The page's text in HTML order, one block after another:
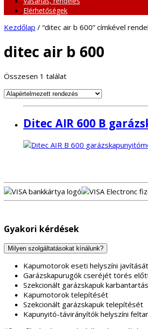
Elérhetőségek
Kezdőlap / “ditec air b 600” címkével
ditec air b 600
Összesen 1 találat
Ditec AIR 600 B
Gyakori kérdések
Milyen szolgáltatásokat kínálunk?
Kapumotorok eseti helyszíni
Garázskapurugók cseréjét törés
Szekcionált garázskapuk
Kapumotorok telepítését
Szekcionált garázskapuk telepítését
Kapunyitó-távirányítók helyszíni